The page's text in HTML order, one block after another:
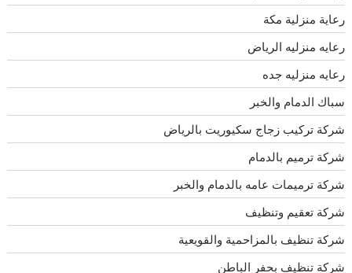
رعاية منزلية مكة
رعايه منزليه الرياض
رعايه منزليه جده
سباك الدمام والخبر
شركة تركيب زجاج سكيوريت بالرياض
شركة ترميم بالدمام
شركة ترميمات عامه بالدمام والخبر
شركة تعقيم وتنظيف
شركة تنظيف بالمزاحمية والقويعية
شركة تنظيف بحفر الباطن